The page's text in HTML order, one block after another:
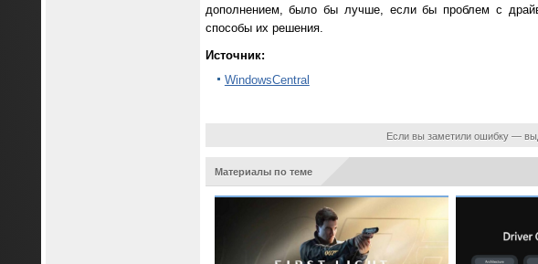
дополнением, было бы лучше, если бы проблем с
способы их решения.
Источник:
WindowsCentral
Если вы заметили ошибку —
Материалы по теме